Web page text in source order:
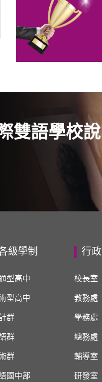
雙語學校
級學制
型高中
型高中
群
群
群
國中部
行
校長室
教務處
學務處
總務處
輔導室
研發室